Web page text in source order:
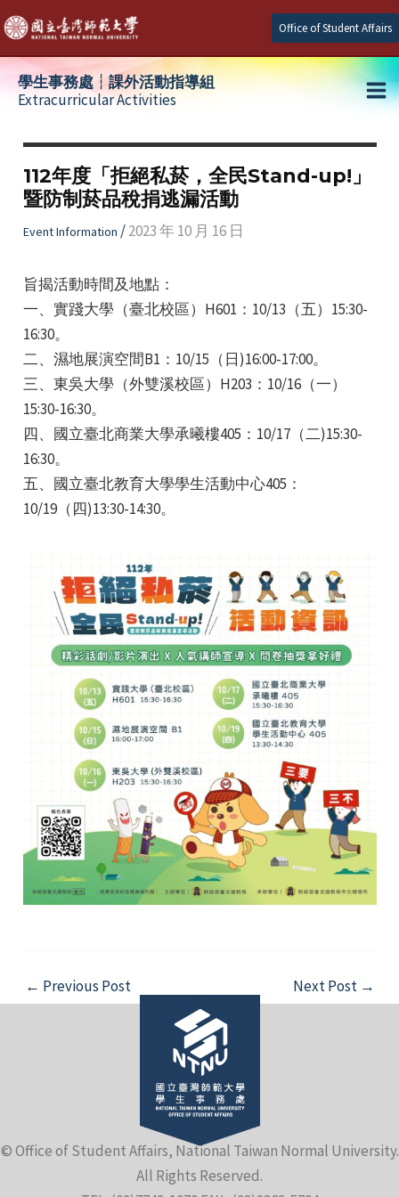
Skip
to
content
Office of Student Affairs
學生事務處┆課外活動指導組
Extracurricular Activities
112年度「拒絕私菸，全民Stand-up!」
暨防制菸品稅捐逃漏活動
Event Information /2023 年 10 月 16 日
旨揭活動時間及地點：
一、實踐大學（臺北校區）H601：10/13（五）15:30-
16:30。
二、濕地展演空間B1：10/15（日)16:00-17:00。
三、東吳大學（外雙溪校區）H203：10/16（一）
15:30-16:30。
四、國立臺北商業大學承曦樓405：10/17（二)15:30-
16:30。
五、國立臺北教育大學學生活動中心405：
10/19（四)13:30-14:30。
Post
navigation
← Previous Post Next Post →
© Office of Student Affairs, National Taiwan Normal University.
All Rights Reserved.